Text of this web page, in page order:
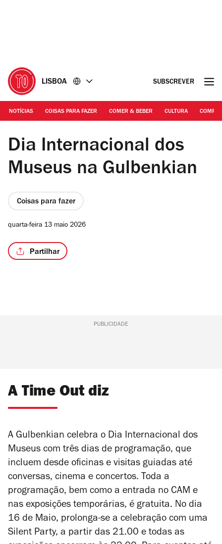
LISBOA SUBSCREVER
NOTÍCIAS COISAS PARA FAZER COMER & BEBER CULTURA
Shutterstock | Fundação Gulbenkian
Dia Internacional dos
Museus na Gulbenkian
Coisas para fazer
quarta-feira 13 maio 2026
Partilhar
PUBLICIDADE
A Time Out diz
A Gulbenkian celebra o Dia Internacional dos
Museus com três dias de programação, que
incluem desde oficinas e visitas guiadas até
conversas, cinema e concertos. Toda a
programação, bem como a entrada no CAM e
nas exposições temporárias, é gratuita. No dia
16 de Maio, prolonga-se a celebração com uma
Silent Party, a partir das 21.00 e todas as